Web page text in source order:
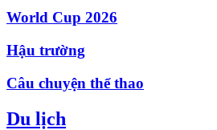
World Cup 2026
Hậu trường
Câu chuyện thể thao
Du lịch